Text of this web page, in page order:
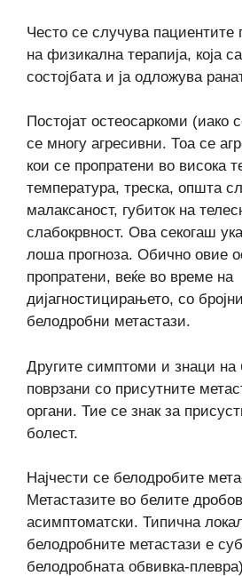
Често се случува пациентите
на физикална терапија, која
состојбата и ја одложува
Постојат остеосаркоми (иако
се многу агресивни. Тоа се
кои се пропратени во висока
температура, треска, општа
малаксаност, губиток на
слабокрвност. Ова секогаш
лоша прогноза. Обично овие
пропратени, веќе во време на
дијагностицирањето, со
белодробни метастази.
Другите симптоми и знаци на
поврзани со присутните
органи. Тие се знак за
болест.
Најчести се белодробите
Метастазите во белите
асимптоматски. Типична
белодробните метастази е
белодробната обвивка-